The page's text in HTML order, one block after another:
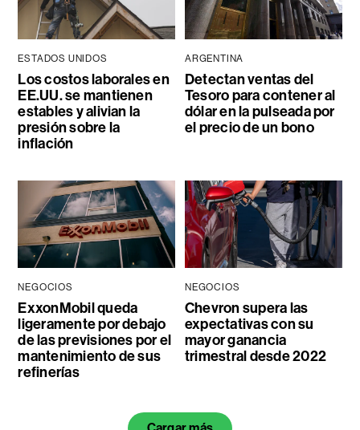
ESTADOS UNIDOS
Los costos laborales en
EE.UU. se mantienen
estables y alivian la
presión sobre la
inflación
ARGENTINA
Detectan ventas del
Tesoro para contener al
dólar en la pulseada por
el precio de un bono
NEGOCIOS
ExxonMobil queda
ligeramente por debajo
de las previsiones por el
mantenimiento de sus
refinerías
NEGOCIOS
Chevron supera las
expectativas con su
mayor ganancia
trimestral desde 2022